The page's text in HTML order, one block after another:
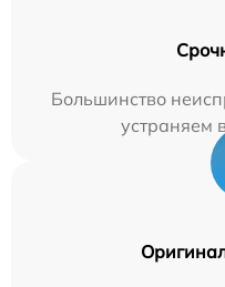
Большинство
устраняем